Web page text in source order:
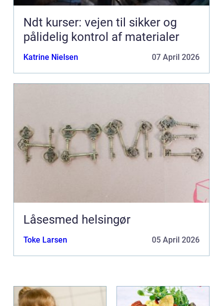
Ndt kurser: vejen til sikker og
pålidelig kontrol af materialer
Katrine Nielsen 07 April 2026
Låsesmed helsingør
Toke Larsen 05 April 2026